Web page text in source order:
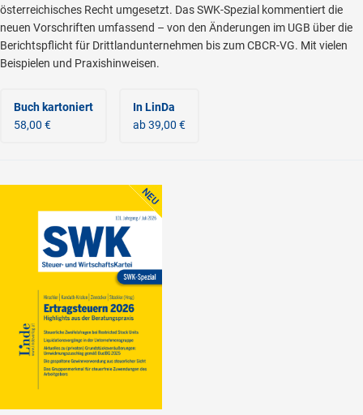
österreichisches Recht umgesetzt. Das SWK-Spezial kommentiert die
neuen Vorschriften umfassend – von den Änderungen im UGB über die
Berichtspflicht für Drittlandunternehmen bis zum CBCR-VG. Mit vielen
Beispielen und Praxishinweisen.
Buch kartoniert
58,00 €
In LinDa
ab 39,00 €